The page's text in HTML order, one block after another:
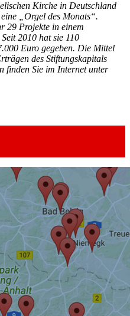
Kirche in Deutschland
„Orgel des Monats“.
29 Projekte in einem
2010 hat sie 110
Euro gegeben. Die Mittel
des Stiftungskapitals
finden Sie im Internet unter